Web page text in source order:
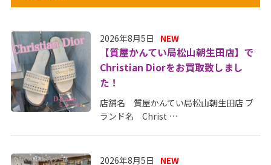
2026年8月5日 NEW
【質屋かんてい局松山朝生田店】で
Christian Diorをお買取致しまし
た！
店舗名 質屋かんてい局松山朝生田店 ブ
ランド名 Christ …
2026年8月5日 NEW